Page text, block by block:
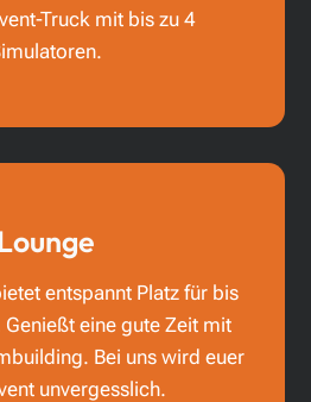
Truck mit bis zu 4
entspannt Platz für bis
eine gute Zeit mit
Bei uns wird euer
unvergesslich.